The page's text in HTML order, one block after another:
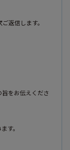
返信します。
をお伝えくださ
す。